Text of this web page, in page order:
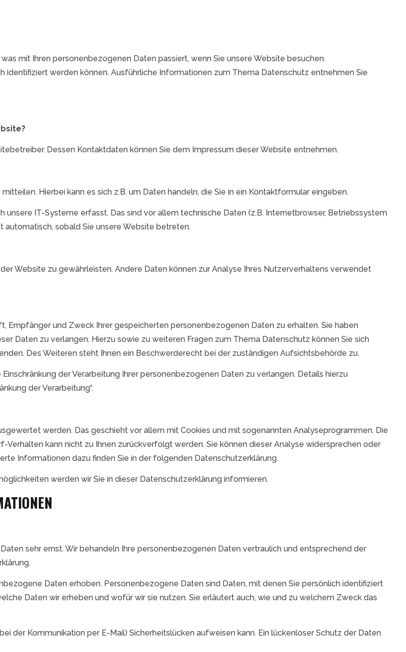
mit Ihren personenbezogenen Daten passiert, wenn Sie unsere Website besuchen.
identifiziert werden können. Ausführliche Informationen zum Thema Datenschutz entnehmen Sie
Dessen Kontaktdaten können Sie dem Impressum dieser Website entnehmen.
Hierbei kann es sich z.B. um Daten handeln, die Sie in ein Kontaktformular eingeben.
IT-Systeme erfasst. Das sind vor allem technische Daten (z.B. Internetbrowser, Betriebssystem
sobald Sie unsere Website betreten.
Website zu gewährleisten. Andere Daten können zur Analyse Ihres Nutzerverhaltens verwendet
Empfänger und Zweck Ihrer gespeicherten personenbezogenen Daten zu erhalten. Sie haben
Daten zu verlangen. Hierzu sowie zu weiteren Fragen zum Thema Datenschutz können Sie sich
Des Weiteren steht Ihnen ein Beschwerderecht bei der zuständigen Aufsichtsbehörde zu.
der Verarbeitung Ihrer personenbezogenen Daten zu verlangen. Details hierzu
der Verarbeitung“.
werden. Das geschieht vor allem mit Cookies und mit sogenannten Analyseprogrammen. Die
kann nicht zu Ihnen zurückverfolgt werden. Sie können dieser Analyse widersprechen oder
Informationen dazu finden Sie in der folgenden Datenschutzerklärung.
werden wir Sie in dieser Datenschutzerklärung informieren.
sehr ernst. Wir behandeln Ihre personenbezogenen Daten vertraulich und entsprechend der
Daten erhoben. Personenbezogene Daten sind Daten, mit denen Sie persönlich identifiziert
Daten wir erheben und wofür wir sie nutzen. Sie erläutert auch, wie und zu welchem Zweck das
der Kommunikation per E-Mail) Sicherheitslücken aufweisen kann. Ein lückenloser Schutz der Daten